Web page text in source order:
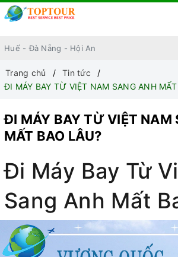
Trang chủ
Tin tức
ĐI MÁY BAY TỪ VIỆT NAM SANG ANH
ĐI MÁY BAY TỪ VIỆT NAM
MẤT BAO LÂU?
Đi Máy Bay Từ
Sang Anh Mất